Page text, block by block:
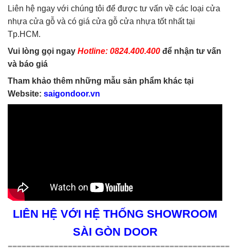
Liên hệ ngay với chúng tôi để được tư vấn về các loại cửa
nhựa cửa gỗ và có giá cửa gỗ cửa nhựa tốt nhất tại
Tp.HCM.
Vui lòng gọi ngay Hotline: 0824.400.400 để nhận tư vấn
và báo giá
Tham khảo thêm những mẫu sản phẩm khác tại
Website: saigondoor.vn
LIÊN HỆ VỚI HỆ THỐNG SHOWROOM
SÀI GÒN DOOR